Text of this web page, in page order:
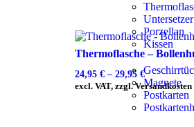
Untersetzer
Porzellan
Kissen
Magnete
Postkarten
Thermoflasche –
24,95 € – 29,95 €
excl. VAT, zzgl. Versandkosten